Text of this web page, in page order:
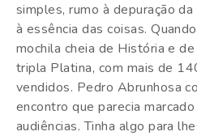
simples, rumo à depuração
à essência das coisas.
mochila cheia de História e
tripla Platina, com mais de
vendidos. Pedro Abrunhosa
encontro que parecia
audiências. Tinha algo para